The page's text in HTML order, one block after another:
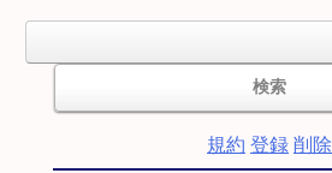
規約 登録 削除